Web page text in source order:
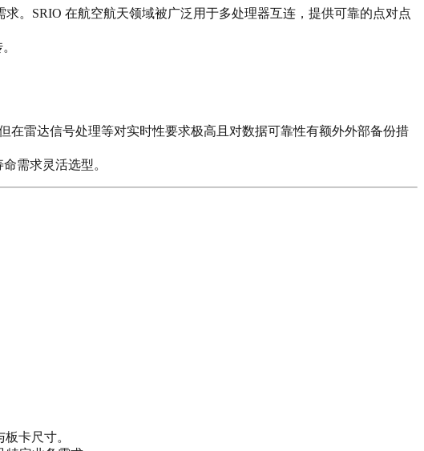
求。SRIO 在航空航天领域被广泛用于多处理器互连，提供可靠的点对点
在雷达信号处理等对实时性要求极高且对数据可靠性有额外外部备份措
需求灵活选型。
卡尺寸。